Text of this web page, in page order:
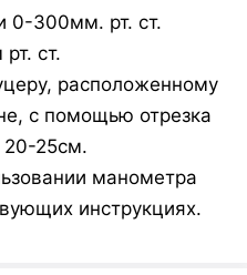
0-300мм. рт. ст.
ст.
расположенному
с помощью отрезка
20-25см.
манометра
инструкциях.